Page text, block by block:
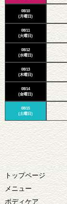
08/10
(月曜日)
08/11
(火曜日)
08/12
(水曜日)
08/13
(木曜日)
08/14
(金曜日)
08/15
(土曜日)
トップページ
メニュー
ボディケア